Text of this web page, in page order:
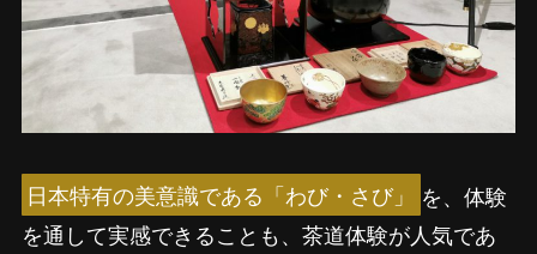
日本特有の美意識である「わび・さび」
を、体験
を通して実感できることも、茶道体験が人気であ